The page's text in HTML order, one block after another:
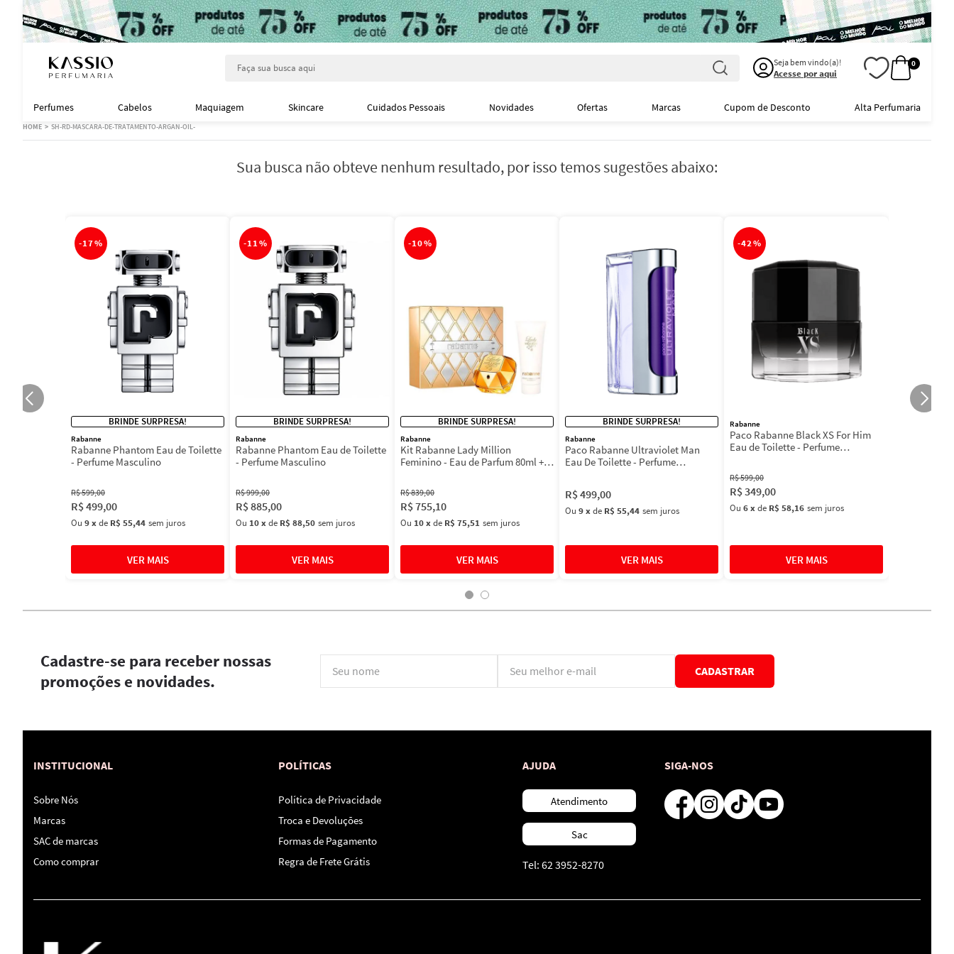
Seja bem vindo(a)!
Acesse por aqui
0
Perfumes Cabelos Maquiagem Skincare Cuidados Pessoais Novidades Ofertas Marcas Cupom de Desconto Alta Perfumaria
SH-RD-MASCARA-DE-TRATAMENTO-ARGAN-OIL-
Sua busca não obteve nenhum resultado, por isso temos sugestões abaixo:
-17%
BRINDE SURPRESA!
Rabanne
Rabanne Phantom Eau de Toilette
- Perfume Masculino
R$599,00
R$499,00
Ou 9xde R$ 55,44 sem juros
-11%
BRINDE SURPRESA!
Rabanne
Rabanne Phantom Eau de Toilette
- Perfume Masculino
R$999,00
R$885,00
Ou 10xde R$ 88,50 sem juros
-10%
BRINDE SURPRESA!
Rabanne
Kit Rabanne Lady Million
Feminino - Eau de Parfum 80ml +
R$839,00
R$755,10
Ou 10xde R$ 75,51 sem juros
BRINDE SURPRESA!
Rabanne
Paco Rabanne Ultraviolet Man
Eau De Toilette - Perfume
R$499,00
Ou 9xde R$ 55,44 sem juros
-42%
Rabanne
Paco Rabanne Black XS For Him
Eau de Toilette - Perfume
R$599,00
R$349,00
Ou 6xde R$ 58,16 sem juros
Cadastre-se para receber nossas
promoções e novidades.
CADASTRAR
INSTITUCIONAL
Sobre Nós
Marcas
SAC de marcas
Como comprar
POLÍTICAS
Política de Privacidade
Troca e Devoluções
Formas de Pagamento
Regra de Frete Grátis
AJUDA
Atendimento
Sac
Tel: 62 3952-8270
SIGA-NOS